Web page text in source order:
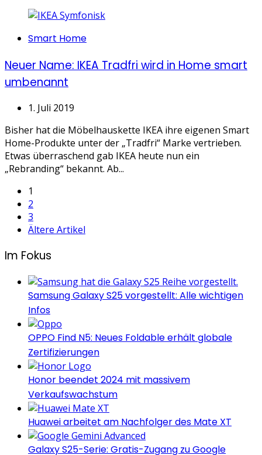
Categories
Smart Home
Neuer Name: IKEA Tradfri wird in Home smart
umbenannt
1. Juli 2019
Bisher hat die Möbelhauskette IKEA ihre eigenen Smart
Home-Produkte unter der „Tradfri“ Marke vertrieben.
Etwas überraschend gab IKEA heute nun ein
„Rebranding“ bekannt. Ab...
Seitennummerierung
der
Beiträge
1
2
3
Ältere Artikel
Im Fokus
Samsung Galaxy S25 vorgestellt: Alle wichtigen
Infos
OPPO Find N5: Neues Foldable erhält globale
Zertifizierungen
Honor beendet 2024 mit massivem
Verkaufswachstum
Huawei arbeitet am Nachfolger des Mate XT
Galaxy S25-Serie: Gratis-Zugang zu Google